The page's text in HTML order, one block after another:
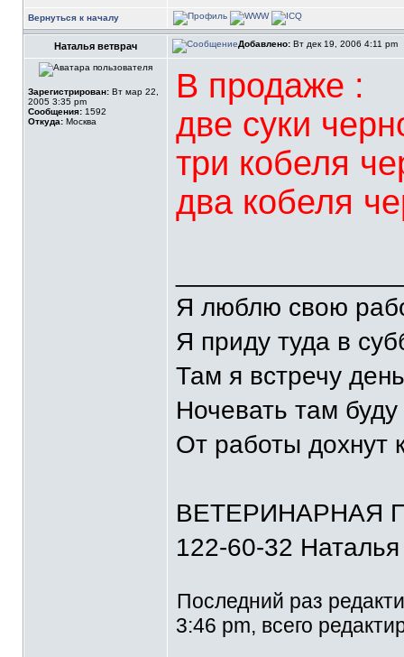
Вернуться к началу
Наталья ветврач Добавлено: Вт дек 19, 2006 4:11 pm
Зарегистрирован: Вт мар 22,
2005 3:35 pm
Сообщения: 1592
Откуда: Москва
В продаже :
две суки
три кобеля
два кобеля
Я люблю свою
Я приду туда в
Там я встречу
Ночевать там буду
От работы
ВЕТЕРИНАРНАЯ
122-60-32 Наталья
Последний раз
3:46 pm, всего